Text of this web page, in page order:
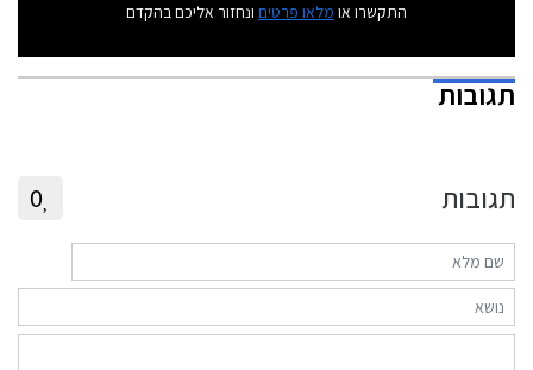
התקשרו או מלאו פרטים ונחזור אליכם בהקדם
תגובות
תגובות 0